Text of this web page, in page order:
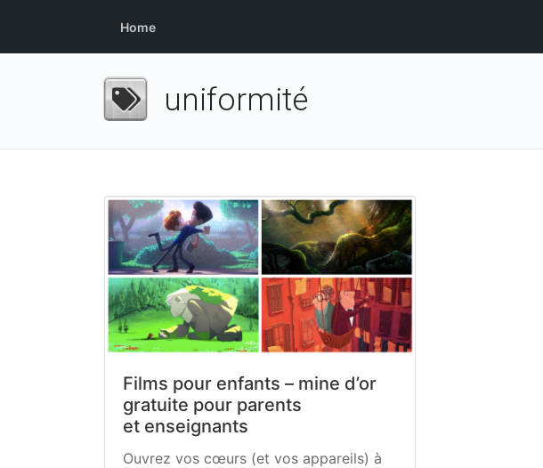
Home
uniformité
Films pour enfants – mine d’or
gratuite pour parents
et enseignants
Ouvrez vos cœurs (et vos appareils) à